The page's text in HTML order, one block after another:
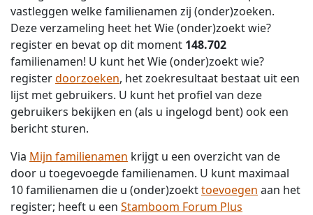
vastleggen welke familienamen zij (onder)zoeken.
Deze verzameling heet het Wie (onder)zoekt wie?
register en bevat op dit moment 148.702
familienamen! U kunt het Wie (onder)zoekt wie?
registerdoorzoeken, het zoekresultaat bestaat uit een
lijst met gebruikers. U kunt het profiel van deze
gebruikers bekijken en (als u ingelogd bent) ook een
bericht sturen.
Via Mijn familienamen krijgt u een overzicht van de
door u toegevoegde familienamen. U kunt maximaal
10 familienamen die u (onder)zoekttoevoegen aan het
register; heeft u een Stamboom Forum Plus